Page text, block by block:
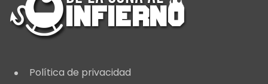
Política de privacidad